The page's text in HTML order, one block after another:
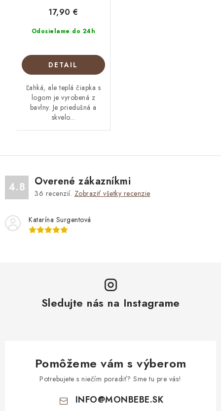
Odosielame do 24h
17,90 €
DETAIL
Ľahká, ale teplá čiapka s
logom je vyrobená z
bavlny. Je priedušná a
skvelo...
4.8 Overené zákazníkmi
36 recenzií. Zobraziť všetky recenzie
Katarína Surgentová
Sledujte nás na Instagrame
Pomôžeme vám s výberom
Potrebujete s niečím poradiť? Sme tu pre vás!
INFO@MONBEBE.SK